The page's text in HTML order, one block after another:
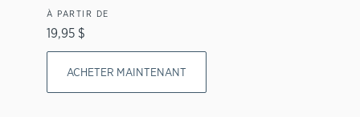
À PARTIR DE
19,95 $
ACHETER MAINTENANT